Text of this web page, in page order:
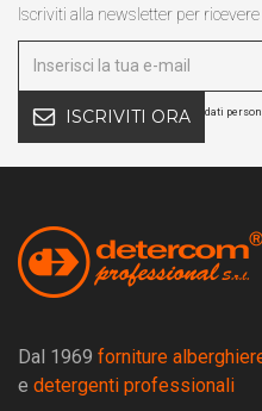
Iscriviti alla newsletter per
ISCRIVITI ORA dati
Dal 1969 forniture
e detergenti professionali